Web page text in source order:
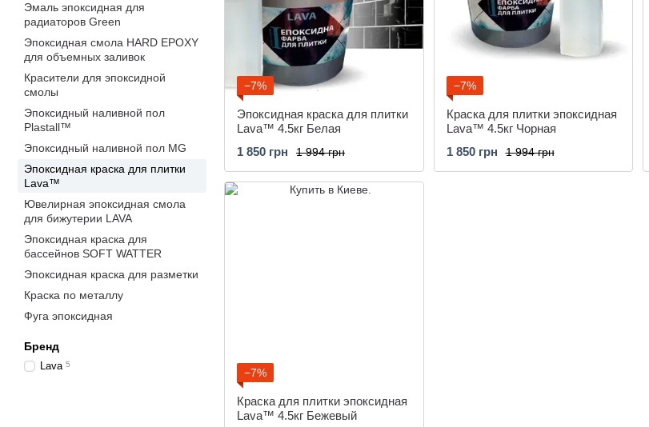
−7%
Эпоксидная краска для плитки
Lava™ 4.5кг Белая
1 994 грн
1 850 грн
−7%
Краска для плитки эпоксидная
Lava™ 4.5кг Чорная
1 994 грн
1 850 грн
−7%
Краска для плитки эпоксидная
Lava™ 4.5кг Бежевый
Эмаль эпоксидная для
радиаторов Green
Эпоксидная смола HARD EPOXY
для объемных заливок
Красители для эпоксидной
смолы
Эпоксидный наливной пол
Plastall™
Эпоксидный наливной пол MG
Эпоксидная краска для плитки
Lava™
Ювелирная эпоксидная смола
для бижутерии LAVA
Эпоксидная краска для
бассейнов SOFT WATTER
Эпоксидная краска для разметки
Краска по металлу
Фуга эпоксидная
Бренд
Lava 5